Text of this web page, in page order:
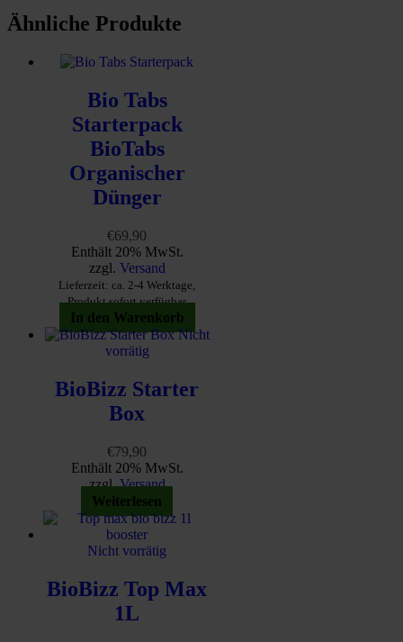
Ähnliche Produkte
Bio Tabs
Starterpack
BioTabs
Organischer
Dünger
€69,90
Enthält 20% MwSt.
zzgl. Versand
Lieferzeit: ca. 2-4 Werktage,
Produkt sofort verfügbar
In den Warenkorb
Nicht
vorrätig
BioBizz Starter
Box
€79,90
Enthält 20% MwSt.
zzgl.Versand
Weiterlesen
Nicht vorrätig
BioBizz Top Max
1L